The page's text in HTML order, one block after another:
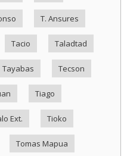
T. Ansures
Tacio Taladtad
Tayabas Tecson
Tiago
Ext. Tioko
Tomas Mapua